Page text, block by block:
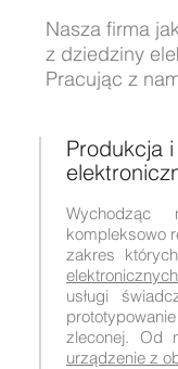
Nasza firma
z dziedziny
Pracując z
Produkcja
Wychodząc
kompleksowo
zakres
elektronicznych
usługi
zleconej. Od
urządzenie z